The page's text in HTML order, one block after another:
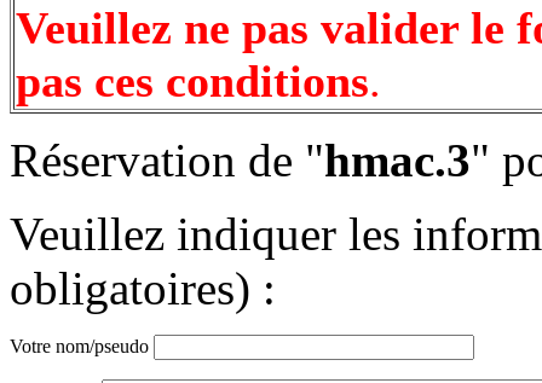
Veuillez ne pas valider le
pas ces conditions.
Réservation de "hmac.3"
Veuillez indiquer les
obligatoires) :
Votre nom/pseudo